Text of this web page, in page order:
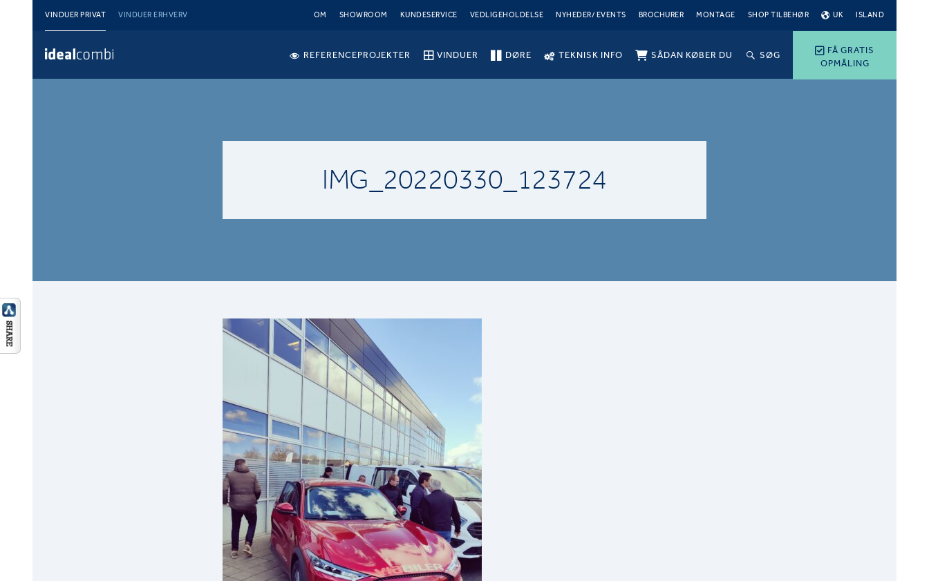
VINDUER PRIVAT VINDUER ERHVERV OM SHOWROOM KUNDESERVICE VEDLIGEHOLDELSE NYHEDER/ EVENTS BROCHURER MONTAGE SHOP TILBEHØR UK ISLAND
FÅ GRATIS
OPMÅLING
REFERENCEPROJEKTER VINDUER DØRE TEKNISK INFO SÅDAN KØBER DU SØG
IMG_20220330_123724